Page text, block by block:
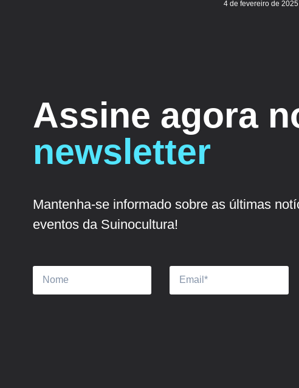
4 de fevereiro de 2025
Assine agora
newsletter
Mantenha-se informado sobre as últimas
eventos da Suinocultura!